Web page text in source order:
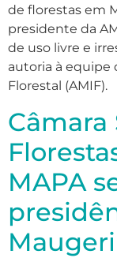
de florestas em
presidente da
de uso livre e
autoria à equipe
Florestal (AMIF).
Câmara
MAPA
Maugeri